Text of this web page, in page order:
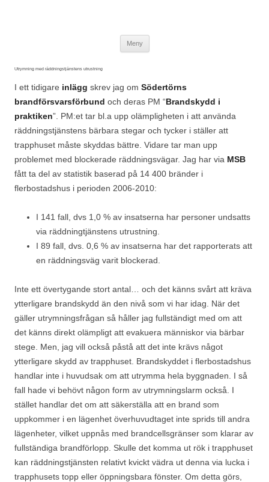
Meny
Utrymning med räddningstjänstens utrustning
I ett tidigare inlägg skrev jag om Södertörns
brandförsvarsförbund och deras PM “Brandskydd i
praktiken”. PM:et tar bl.a upp olämpligheten i att använda
räddningstjänstens bärbara stegar och tycker i ställer att
trapphuset måste skyddas bättre. Vidare tar man upp
problemet med blockerade räddningsvägar. Jag har via MSB
fått ta del av statistik baserad på 14 400 bränder i
flerbostadshus i perioden 2006-2010:
I 141 fall, dvs 1,0 % av insatserna har personer undsatts
via räddningtjänstens utrustning.
I 89 fall, dvs. 0,6 % av insatserna har det rapporterats att
en räddningsväg varit blockerad.
Inte ett övertygande stort antal… och det känns svårt att kräva
ytterligare brandskydd än den nivå som vi har idag. När det
gäller utrymningsfrågan så håller jag fullständigt med om att
det känns direkt olämpligt att evakuera människor via bärbar
stege. Men, jag vill också påstå att det inte krävs något
ytterligare skydd av trapphuset. Brandskyddet i flerbostadshus
handlar inte i huvudsak om att utrymma hela byggnaden. I så
fall hade vi behövt någon form av utrymningslarm också. I
stället handlar det om att säkerställa att en brand som
uppkommer i en lägenhet överhuvudtaget inte sprids till andra
lägenheter, vilket uppnås med brandcellsgränser som klarar av
fullständiga brandförlopp. Skulle det komma ut rök i trapphuset
kan räddningstjänsten relativt kvickt vädra ut denna via lucka i
trapphusets topp eller öppningsbara fönster. Om detta görs,